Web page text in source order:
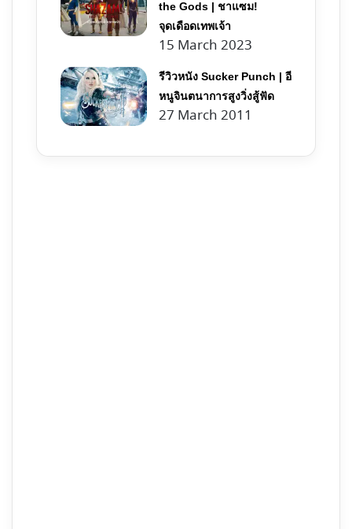
the Gods | ชาแซม!
จุดเดือดเทพเจ้า
15 March 2023
รีวิวหนัง Sucker Punch | อี
หนูจินตนาการสูงวิ่งสู้ฟัด
27 March 2011